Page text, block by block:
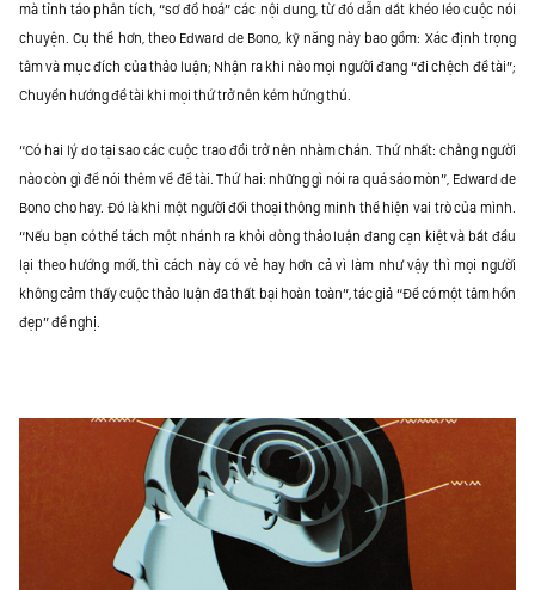
mà tỉnh táo phân tích, “sơ đồ hoá” các nội dung, từ đó dẫn dắt khéo léo cuộc nói
chuyện. Cụ thể hơn, theo Edward de Bono, kỹ năng này bao gồm: Xác định trọng
tâm và mục đích của thảo luận; Nhận ra khi nào mọi người đang “đi chệch đề tài”;
Chuyển hướng đề tài khi mọi thứ trở nên kém hứng thú.
“Có hai lý do tại sao các cuộc trao đổi trở nên nhàm chán. Thứ nhất: chẳng người
nào còn gì để nói thêm về đề tài. Thứ hai: những gì nói ra quá sáo mòn”, Edward de
Bono cho hay. Đó là khi một người đối thoại thông minh thể hiện vai trò của mình.
“Nếu bạn có thể tách một nhánh ra khỏi dòng thảo luận đang cạn kiệt và bắt đầu
lại theo hướng mới, thì cách này có vẻ hay hơn cả vì làm như vậy thì mọi người
không cảm thấy cuộc thảo luận đã thất bại hoàn toàn”, tác giả “Để có một tâm hồn
đẹp” đề nghị.